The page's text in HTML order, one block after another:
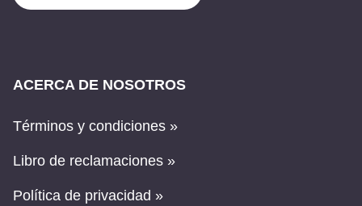
ACERCA DE NOSOTROS
Términos y condiciones »
Libro de reclamaciones »
Política de privacidad »